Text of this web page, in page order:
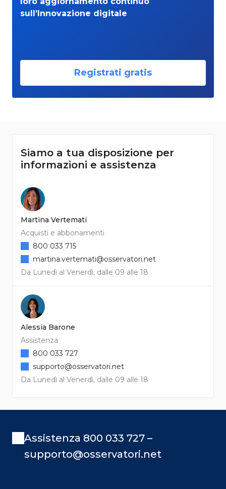
sull’Innovazione digitale
Registrati gratis
Siamo a tua disposizione per
informazioni e assistenza
Martina Vertemati
Acquisti e abbonamenti
Da Lunedì al Venerdì, dalle 09 alle 18
800 033 715
martina.vertemati@osservatori.net
Alessia Barone
Assistenza
Da Lunedì al Venerdì, dalle 09 alle 18
800 033 727
supporto@osservatori.net
Assistenza 800 033 727 –
supporto@osservatori.net